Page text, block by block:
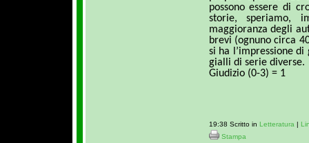
possono essere di
storie, speriamo,
maggioranza degli
brevi (ognuno circa
si ha l’impressione
gialli di serie diverse.
Giudizio (0-3) = 1
19:38 Scritto in Letteratura |
Stampa